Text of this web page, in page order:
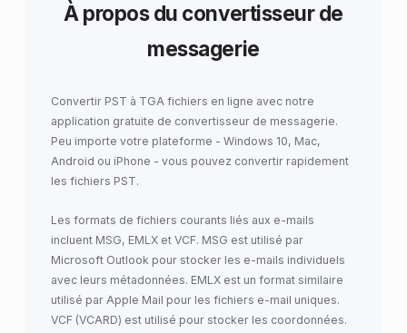
À propos du convertisseur de
messagerie
Convertir PST à TGA fichiers en ligne avec notre
application gratuite de convertisseur de messagerie.
Peu importe votre plateforme - Windows 10, Mac,
Android ou iPhone - vous pouvez convertir rapidement
les fichiers PST.
Les formats de fichiers courants liés aux e-mails
incluent MSG, EMLX et VCF. MSG est utilisé par
Microsoft Outlook pour stocker les e-mails individuels
avec leurs métadonnées. EMLX est un format similaire
utilisé par Apple Mail pour les fichiers e-mail uniques.
VCF (VCARD) est utilisé pour stocker les coordonnées.